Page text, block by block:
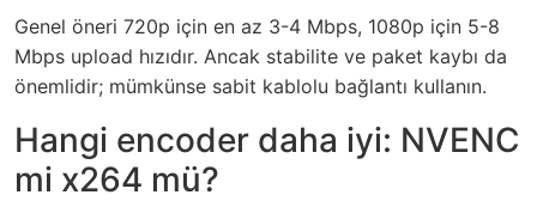
Genel öneri 720p için en az 3-4 Mbps, 1080p için 5-8
Mbps upload hızıdır. Ancak stabilite ve paket kaybı da
önemlidir; mümkünse sabit kablolu bağlantı kullanın.
Hangi encoder daha iyi: NVENC
mi x264 mü?